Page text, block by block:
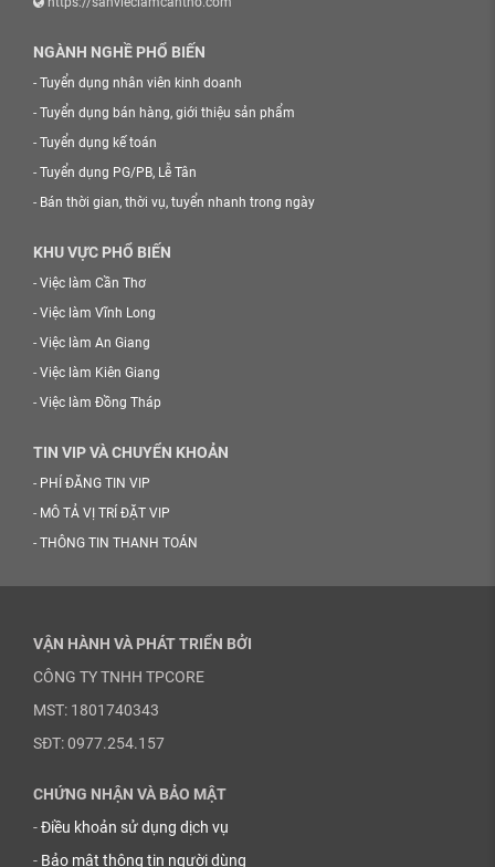
NGÀNH NGHỀ PHỔ BIẾN
- Tuyển dụng nhân viên kinh doanh
- Tuyển dụng bán hàng, giới thiệu sản phẩm
- Tuyển dụng kế toán
- Tuyển dụng PG/PB, Lễ Tân
- Bán thời gian, thời vụ, tuyển nhanh trong ngày
KHU VỰC PHỔ BIẾN
- Việc làm Cần Thơ
- Việc làm Vĩnh Long
- Việc làm An Giang
- Việc làm Kiên Giang
- Việc làm Đồng Tháp
TIN VIP VÀ CHUYỂN KHOẢN
- PHÍ ĐĂNG TIN VIP
- MÔ TẢ VỊ TRÍ ĐẶT VIP
- THÔNG TIN THANH TOÁN
VẬN HÀNH VÀ PHÁT TRIỂN BỞI
CÔNG TY TNHH TPCORE
MST: 1801740343
SĐT: 0977.254.157
CHỨNG NHẬN VÀ BẢO MẬT
-Điều khoản sử dụng dịch vụ
- Bảo mật thông tin người dùng